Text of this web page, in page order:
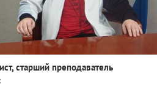
старший преподаватель